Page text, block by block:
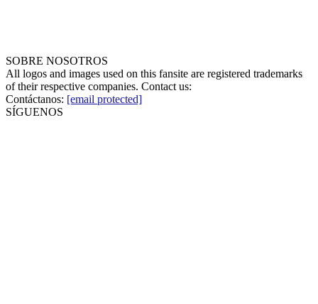
SOBRE NOSOTROS
All logos and images used on this fansite are registered trademarks
of their respective companies. Contact us:
Contáctanos: [email protected]
SÍGUENOS